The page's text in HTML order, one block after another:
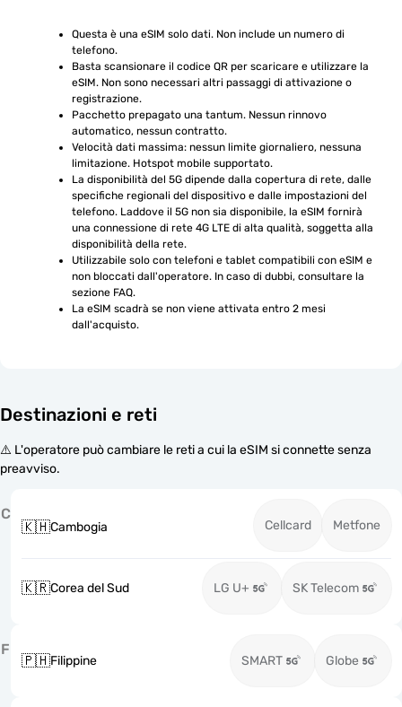
Questa è una eSIM solo dati. Non include un numero di
telefono.
Basta scansionare il codice QR per scaricare e utilizzare la
eSIM. Non sono necessari altri passaggi di attivazione o
registrazione.
Pacchetto prepagato una tantum. Nessun rinnovo
automatico, nessun contratto.
Velocità dati massima: nessun limite giornaliero, nessuna
limitazione. Hotspot mobile supportato.
La disponibilità del 5G dipende dalla copertura di rete, dalle
specifiche regionali del dispositivo e dalle impostazioni del
telefono. Laddove il 5G non sia disponibile, la eSIM fornirà
una connessione di rete 4G LTE di alta qualità, soggetta alla
disponibilità della rete.
Utilizzabile solo con telefoni e tablet compatibili con eSIM e
non bloccati dall'operatore. In caso di dubbi, consultare la
sezione FAQ.
La eSIM scadrà se non viene attivata entro 2 mesi
dall'acquisto.
Destinazioni e reti
⚠️ L'operatore può cambiare le reti a cui la eSIM si connette senza
preavviso.
C
🇰🇭Cambogia Cellcard Metfone
🇰🇷Corea del Sud LG U+ SK Telecom
F
🇵🇭Filippine SMART Globe